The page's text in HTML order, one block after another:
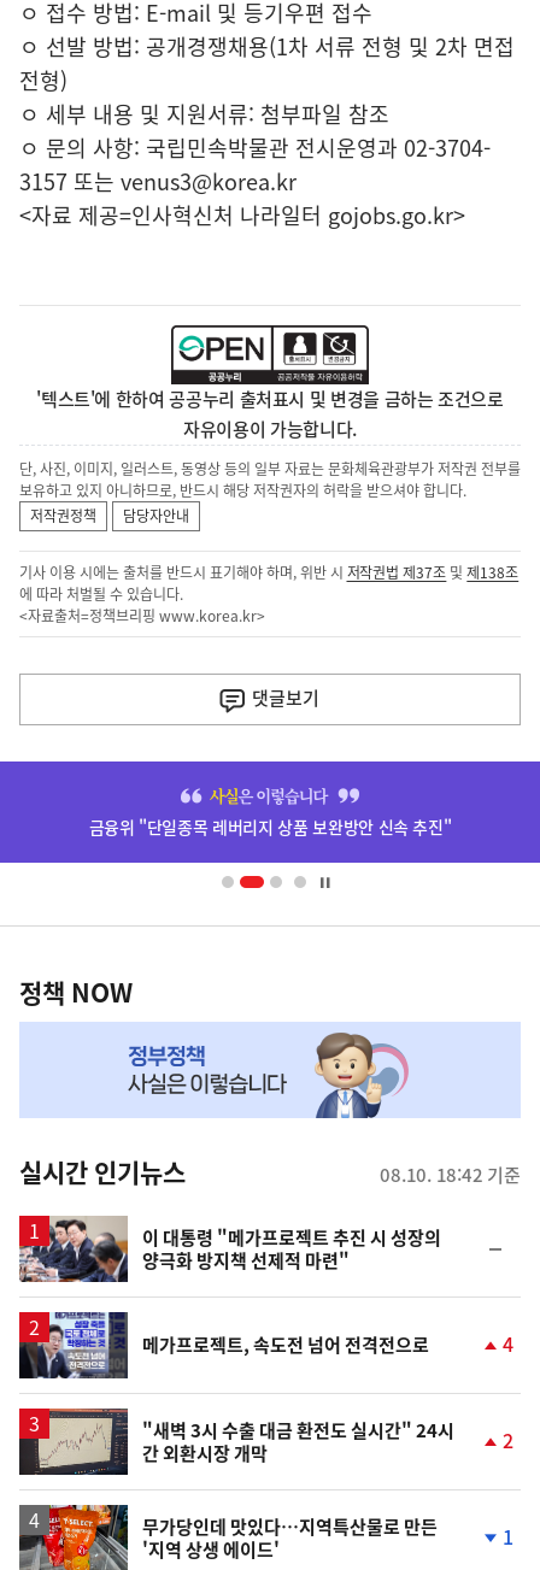
ㅇ 접수 방법: E-mail 및 등기우편 접수
ㅇ 선발 방법: 공개경쟁채용(1차 서류 전형 및 2차 면접
전형)
ㅇ 세부 내용 및 지원서류: 첨부파일 참조
ㅇ 문의 사항: 국립민속박물관 전시운영과 02-3704-
3157 또는 venus3@korea.kr
<자료 제공=인사혁신처 나라일터 gojobs.go.kr>
'텍스트'에 한하여 공공누리 출처표시 및 변경을 금하는 조건으로
자유이용이 가능합니다.
단, 사진, 이미지, 일러스트, 동영상 등의 일부 자료는 문화체육관광부가 저작권 전부를
보유하고 있지 아니하므로, 반드시 해당 저작권자의 허락을 받으셔야 합니다.
저작권정책
담당자안내
기사 이용 시에는 출처를 반드시 표기해야 하며, 위반 시 저작권법 제37조 및제138조
에 따라 처벌될 수 있습니다.
<자료출처=정책브리핑 www.korea.kr>
다
음
댓글보기
배
영
금융위 "단일종목 레버리지 상품 보완방안 신속 추진"
책
NOW,
뉴
스
정책 NOW
실시간 인기뉴스 08.10. 18:42 기준
이 대통령 "메가프로젝트 추진 시 성장의
양극화 방지책 선제적 마련"
일
메가프로젝트, 속도전 넘어 전격전으로 4
"새벽 3시 수출 대금 환전도 실시간" 24시
간 외환시장 개막
2
무가당인데 맛있다…지역특산물로 만든
'지역 상생 에이드'
1